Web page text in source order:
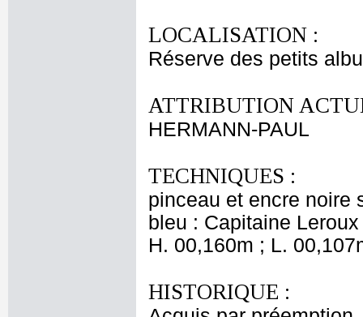
LOCALISATION :
Réserve des petits
ATTRIBUTION
HERMANN-PAUL
TECHNIQUES :
pinceau et encre noire
bleu : Capitaine
H. 00,160m ; L.
HISTORIQUE :